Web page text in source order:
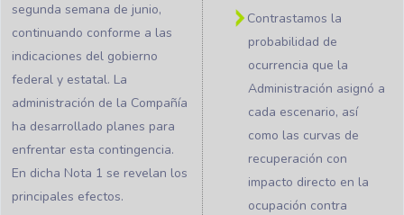
segunda semana de junio,
continuando conforme a las
indicaciones del gobierno
federal y estatal. La
administración de la Compañía
ha desarrollado planes para
enfrentar esta contingencia.
En dicha Nota 1 se revelan los
principales efectos.
Contrastamos la
probabilidad de
ocurrencia que la
Administración asignó a
cada escenario, así
como las curvas de
recuperación con
impacto directo en la
ocupación contra